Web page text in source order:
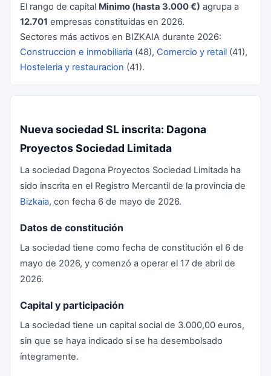
El rango de capital Minimo (hasta 3.000 €) agrupa a
12.701 empresas constituidas en 2026.
Sectores más activos en BIZKAIA durante 2026:
Construccion e inmobiliaria (48), Comercio y retail (41),
Hosteleria y restauracion (41).
Nueva sociedad SL inscrita: Dagona
Proyectos Sociedad Limitada
La sociedad Dagona Proyectos Sociedad Limitada ha
sido inscrita en el Registro Mercantil de la provincia de
Bizkaia, con fecha 6 de mayo de 2026.
Datos de constitución
La sociedad tiene como fecha de constitución el 6 de
mayo de 2026, y comenzó a operar el 17 de abril de
2026.
Capital y participación
La sociedad tiene un capital social de 3.000,00 euros,
sin que se haya indicado si se ha desembolsado
íntegramente.